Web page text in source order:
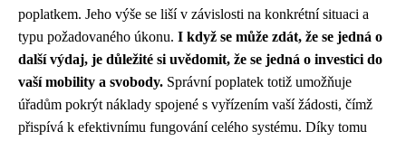
poplatkem. Jeho výše se liší v závislosti na konkrétní situaci a
typu požadovaného úkonu. I když se může zdát, že se jedná o
další výdaj, je důležité si uvědomit, že se jedná o investici do
vaší mobility a svobody. Správní poplatek totiž umožňuje
úřadům pokrýt náklady spojené s vyřízením vaší žádosti, čímž
přispívá k efektivnímu fungování celého systému. Díky tomu